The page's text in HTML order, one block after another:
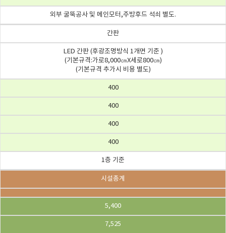
외부 굴뚝공사 및 메인모터,주방후드 석쇠 별도.
간판
LED 간판 (후광조명방식 1개면 기준 )
(기본규격:가로8,000㎝X세로800㎝)
(기본규격 추가시 비용 별도)
400
400
400
400
1층 기준
시설총계
5,400
7,525